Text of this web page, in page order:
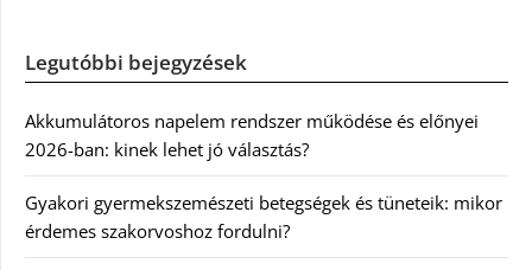
Legutóbbi bejegyzések
Akkumulátoros napelem rendszer működése és előnyei
2026-ban: kinek lehet jó választás?
Gyakori gyermekszemészeti betegségek és tüneteik: mikor
érdemes szakorvoshoz fordulni?